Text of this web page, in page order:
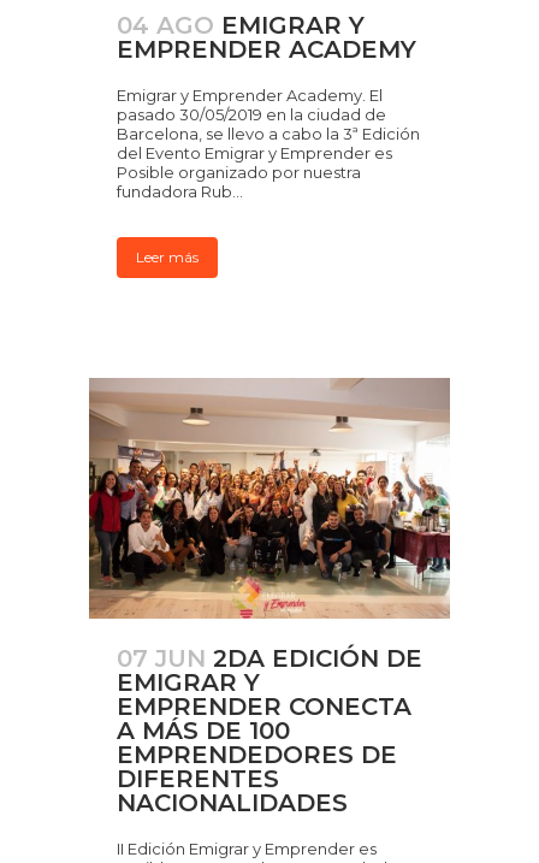
04 AGO EMIGRAR Y
EMPRENDER ACADEMY
Emigrar y Emprender Academy. El
pasado 30/05/2019 en la ciudad de
Barcelona, se llevo a cabo la 3ª Edición
del Evento Emigrar y Emprender es
Posible organizado por nuestra
fundadora Rub...
Leer más
07 JUN 2DA EDICIÓN DE
EMIGRAR Y
EMPRENDER CONECTA
A MÁS DE 100
EMPRENDEDORES DE
DIFERENTES
NACIONALIDADES
II Edición Emigrar y Emprender es